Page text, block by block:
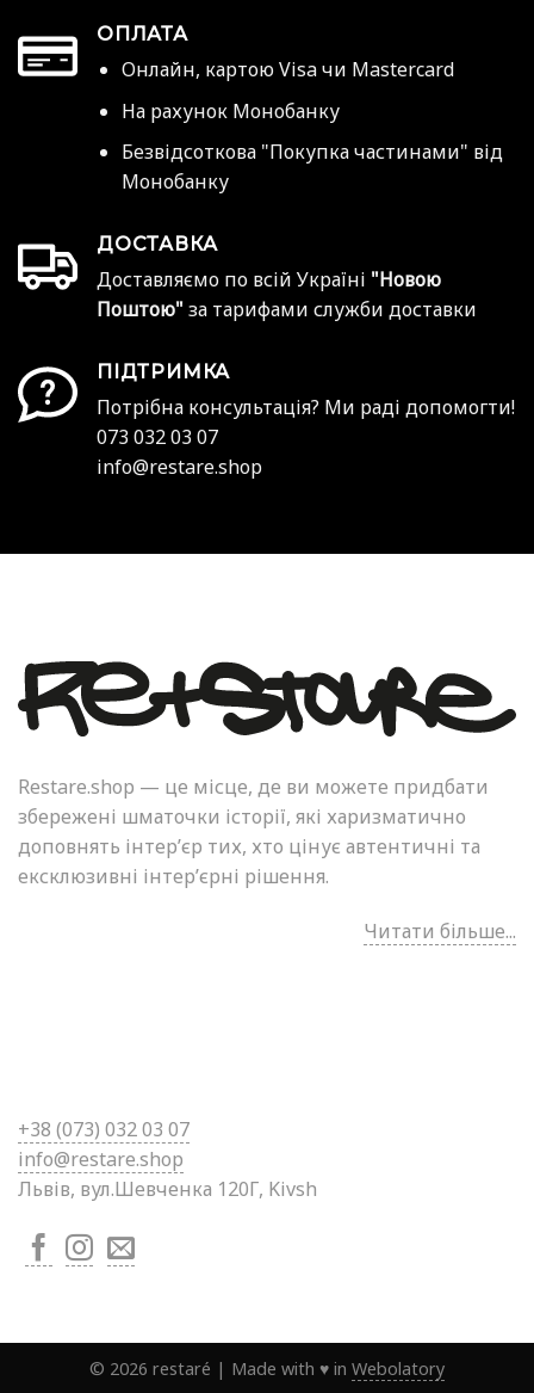
ОПЛАТА
Онлайн, картою Visa чи Mastercard
На рахунок Монобанку
Безвідсоткова "Покупка частинами" від
Монобанку
ДОСТАВКА
Доставляємо по всій Україні "Новою
Поштою" за тарифами служби доставки
ПІДТРИМКА
Потрібна консультація? Ми раді допомогти!
073 032 03 07
info@restare.shop
Restare.shop — це місце, де ви можете придбати
збережені шматочки історії, які харизматично
доповнять інтер’єр тих, хто цінує автентичні та
ексклюзивні інтер’єрні рішення.
Читати більше...
+38 (073) 032 03 07
info@restare.shop
Львів, вул.Шевченка 120Г, Kivsh
© 2026 restaré | Made with ♥ in Webolatory